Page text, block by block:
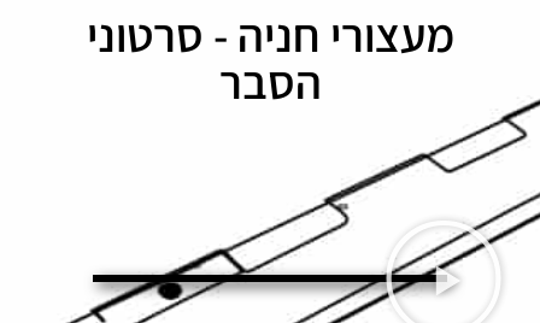
מעצורי חניה - סרטוני
הסבר